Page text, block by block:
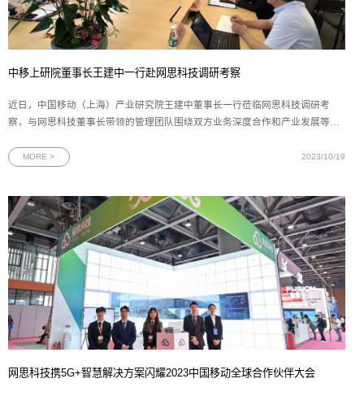
中移上研院董事长王建中一行赴网思科技调研考察
近日，中国移动（上海）产业研究院王建中董事长一行莅临网思科技调研考
察，与网思科技董事长带领的管理团队围绕双方业务深度合作和产业发展等方
方的了解和信任，巩固现有业务合作；还为双方在智慧工厂打造、人工智能算
MORE > 2023/10/19
网思科技携5G+智慧解决方案闪耀2023中国移动全球合作伙伴大会